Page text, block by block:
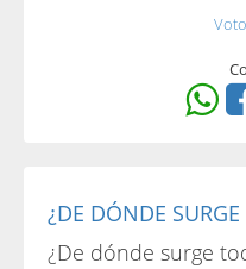
¿DE DÓNDE
¿De dónde surge